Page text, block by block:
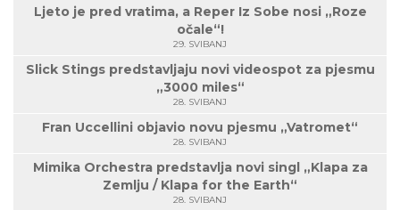
Ljeto je pred vratima, a Reper Iz Sobe nosi „Roze
očale“!
29. SVIBANJ
Slick Stings predstavljaju novi videospot za pjesmu
„3000 miles“
28. SVIBANJ
Fran Uccellini objavio novu pjesmu „Vatromet“
28. SVIBANJ
Mimika Orchestra predstavlja novi singl „Klapa za
Zemlju / Klapa for the Earth“
28. SVIBANJ